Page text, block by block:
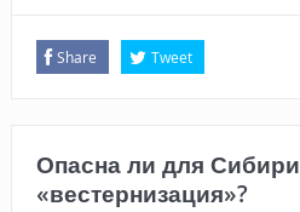
Share Tweet
Опасна ли для Сибири
«вестернизация»?